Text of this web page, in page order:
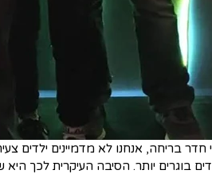
חדר בריחה, אנחנו לא מדמיינים
בוגרים יותר. הסיבה העיקרית לכך